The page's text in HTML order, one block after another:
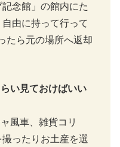
念館」の館内にた
由に持って行って
たら元の場所へ返却
い見ておけばいい
風車、雑貨コリ
ったりお土産を選